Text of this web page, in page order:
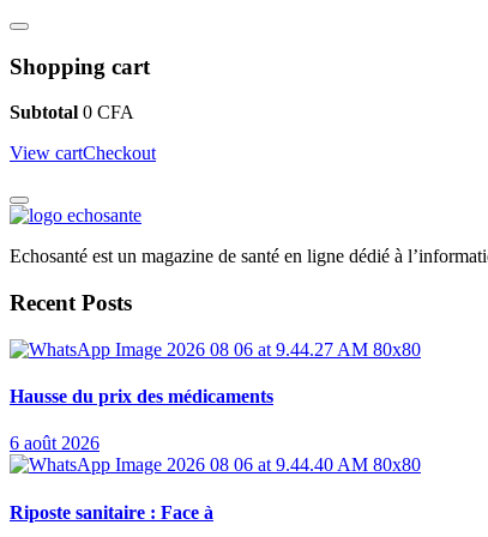
Shopping cart
Subtotal 0 CFA
View cartCheckout
Echosanté est un magazine de santé en ligne dédié à
Recent Posts
Hausse du prix des médicaments
6 août 2026
Riposte sanitaire : Face à